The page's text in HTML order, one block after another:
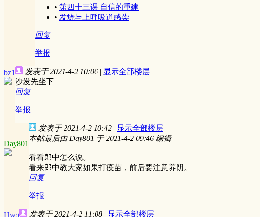
• 第四十三课 自信的重建
• 发烧与上呼吸道感染
回复
举报
bz1 发表于 2021-4-2 10:06 | 显示全部楼层
沙发先坐下
回复
举报
Day801
发表于 2021-4-2 10:42 | 显示全部楼层
本帖最后由 Day801 于 2021-4-2 09:46 编辑
看看郎中怎么说。
看来郎中教大家如果打疫苗，前后要注意养阴。
回复
举报
Hwq 发表于 2021-4-2 11:08 | 显示全部楼层